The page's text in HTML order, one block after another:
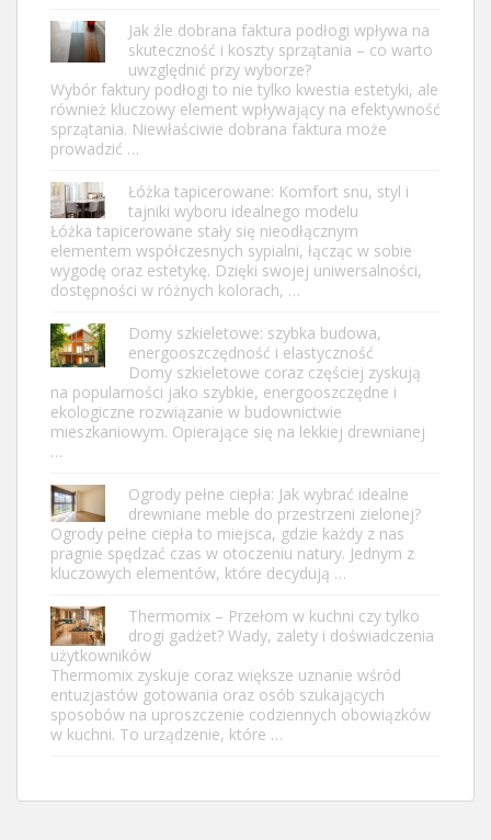
Jak źle dobrana faktura podłogi wpływa na
skuteczność i koszty sprzątania – co warto
uwzględnić przy wyborze?
Wybór faktury podłogi to nie tylko kwestia estetyki, ale
również kluczowy element wpływający na efektywność
sprzątania. Niewłaściwie dobrana faktura może
prowadzić …
Łóżka tapicerowane: Komfort snu, styl i
tajniki wyboru idealnego modelu
Łóżka tapicerowane stały się nieodłącznym
elementem współczesnych sypialni, łącząc w sobie
wygodę oraz estetykę. Dzięki swojej uniwersalności,
dostępności w różnych kolorach, …
Domy szkieletowe: szybka budowa,
energooszczędność i elastyczność
Domy szkieletowe coraz częściej zyskują
na popularności jako szybkie, energooszczędne i
ekologiczne rozwiązanie w budownictwie
mieszkaniowym. Opierające się na lekkiej drewnianej
…
Ogrody pełne ciepła: Jak wybrać idealne
drewniane meble do przestrzeni zielonej?
Ogrody pełne ciepła to miejsca, gdzie każdy z nas
pragnie spędzać czas w otoczeniu natury. Jednym z
kluczowych elementów, które decydują …
Thermomix – Przełom w kuchni czy tylko
drogi gadżet? Wady, zalety i doświadczenia
użytkowników
Thermomix zyskuje coraz większe uznanie wśród
entuzjastów gotowania oraz osób szukających
sposobów na uproszczenie codziennych obowiązków
w kuchni. To urządzenie, które …